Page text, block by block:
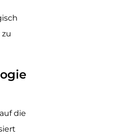
die